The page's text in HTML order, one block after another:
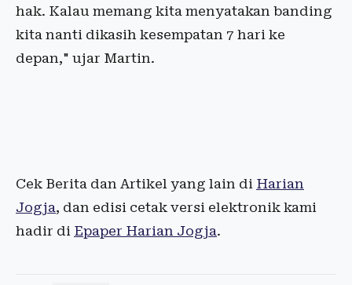
hak. Kalau memang kita menyatakan banding
kita nanti dikasih kesempatan 7 hari ke
depan," ujar Martin.
Cek Berita dan Artikel yang lain di Harian
Jogja, dan edisi cetak versi elektronik kami
hadir di Epaper Harian Jogja.